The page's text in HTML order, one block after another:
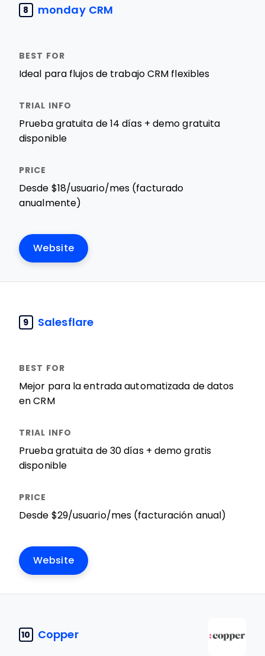
8 monday CRM
Ideal para flujos de trabajo CRM flexibles
Prueba gratuita de 14 días + demo gratuita
disponible
Desde $18/usuario/mes (facturado
anualmente)
Website
9 Salesflare
Mejor para la entrada automatizada de datos
en CRM
Prueba gratuita de 30 días + demo gratis
disponible
Desde $29/usuario/mes (facturación anual)
Website
10 Copper